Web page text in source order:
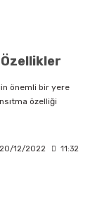
önemli bir yere
özelliği
20/12/2022 11:32